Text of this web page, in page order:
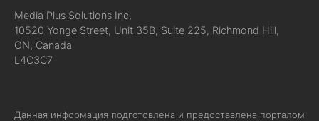
Media Plus Solutions Inc,
10520 Yonge Street, Unit 35B, Suite 225, Richmond Hill,
ON, Canada
L4C3C7
Данная информация подготовлена и предоставлена порталом